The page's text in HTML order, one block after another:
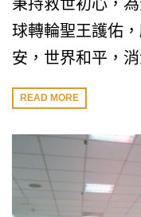
秉持救世初心，
球轉輪聖王護佑
安，世界和平，消
READ MORE